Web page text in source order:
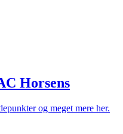
Horsens
og meget mere her.